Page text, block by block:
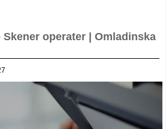
operater | Omladinska